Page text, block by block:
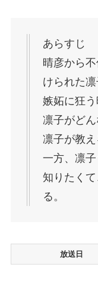
あらすじ
晴彦から
けられた凛
嫉妬に狂
凛子がどん
凛子が教え
一方、凛
知りたく
る。
放送日